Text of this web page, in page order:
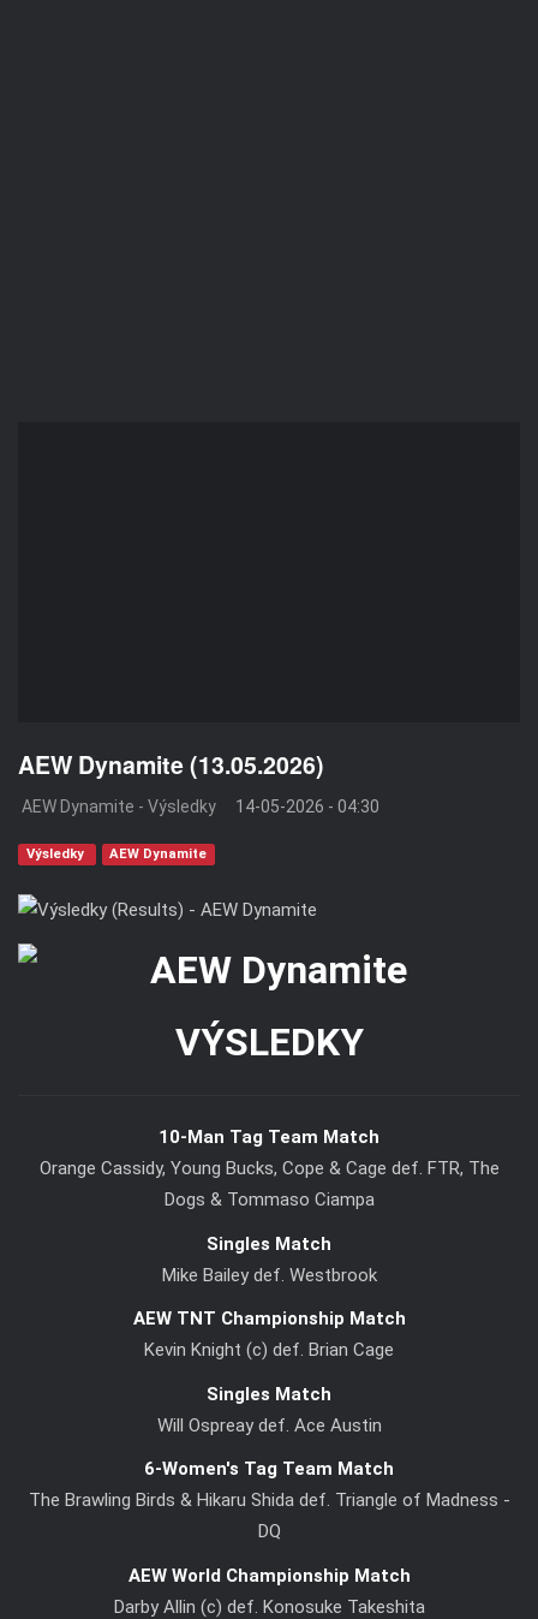
AEW Dynamite (13.05.2026)
AEW Dynamite - Výsledky 14-05-2026 - 04:30
Výsledky AEW Dynamite
VÝSLEDKY
10-Man Tag Team Match
Orange Cassidy, Young Bucks, Cope & Cage def. FTR, The
Dogs & Tommaso Ciampa
Singles Match
Mike Bailey def. Westbrook
AEW TNT Championship Match
Kevin Knight (c) def. Brian Cage
Singles Match
Will Ospreay def. Ace Austin
6-Women's Tag Team Match
The Brawling Birds & Hikaru Shida def. Triangle of Madness -
DQ
AEW World Championship Match
Darby Allin (c) def. Konosuke Takeshita